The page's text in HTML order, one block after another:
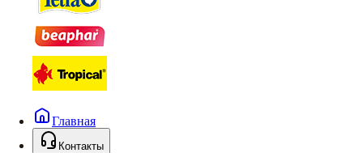
Главная
Контакты